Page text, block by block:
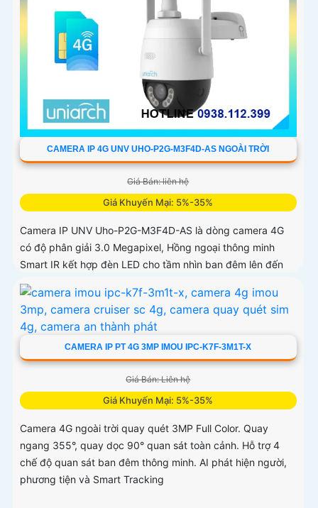
CAMERA IP 4G UNV UHO-P2G-M3F4D-AS NGOÀI TRỜI
Giá Bán: liên hệ
Giá Khuyến Mại: 5%-35%
Camera IP UNV Uho-P2G-M3F4D-AS là dòng camera 4G
có độ phân giải 3.0 Megapixel, Hồng ngoại thông minh
Smart IR kết hợp đèn LED cho tầm nhìn ban đêm lên đến
30m
CAMERA IP PT 4G 3MP IMOU IPC-K7F-3M1T-X
Giá Bán: Liên hệ
Giá Khuyến Mại: 5%-35%
Camera 4G ngoài trời quay quét 3MP Full Color. Quay
ngang 355°, quay dọc 90° quan sát toàn cảnh. Hỗ trợ 4
chế độ quan sát ban đêm thông minh. AI phát hiện người,
phương tiện và Smart Tracking